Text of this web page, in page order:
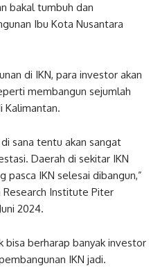
bakal tumbuh dan
Ibu Kota Nusantara
di IKN, para investor akan
membangun sejumlah
Kalimantan.
di sana tentu akan sangat
Daerah di sekitar IKN
pasca IKN selesai dibangun,”
Research Institute Piter
2024.
berharap banyak investor
IKN jadi.